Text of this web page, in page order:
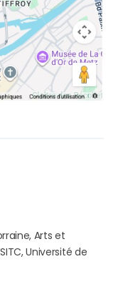
Arts et
Université de